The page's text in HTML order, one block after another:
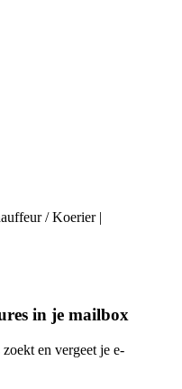
/ Koerier |
in je mailbox
en vergeet je e-